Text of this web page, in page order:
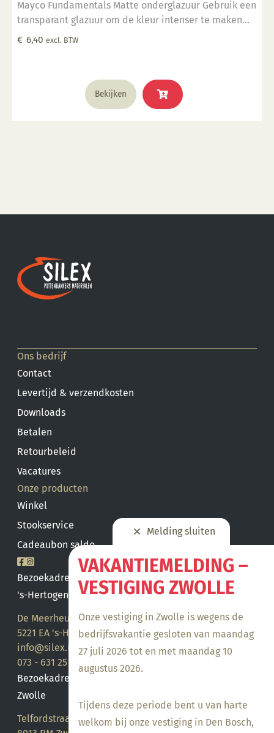
Melding sluiten
VAKANTIEMELDING –
VESTIGING ZWOLLE
Onze vestiging in Zwolle is wegens de
bedrijfsvakantie gesloten van maandag
27 juli 2026 tot en met maandag 10
augustus 2026.
Tijdens deze periode bent u van harte
welkom bij onze vestiging in Den Bosch,
Mayco Fundamentals Matte onderglazuur Gebruik een
transparant glazuur om de kleur intenser te maken
Geschikt voor gebruiksgoed mits er een transparant
€ 6,40 excl. BTW
Bekijken
Ons bedrijf
Contact
Levertijd & verzendkosten
Downloads
Betalen
Retourbeleid
Vacatures
Onze producten
Winkel
Stookservice
Cadeaubon saldo
Bezoekadres
's-Hertogenbosch
De Meerheuvel 21
5221 EA 's-Hertogenbosch
info@silex.nl
073 - 631 25 28
Bezoekadres
Zwolle
Telfordstraat 14